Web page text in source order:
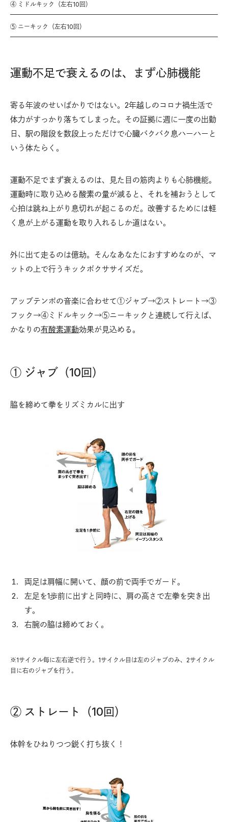
④ ミドルキック（左右10回）
⑤ ニーキック（左右10回）
運動不足で衰えるのは、まず心肺機能
寄る年波のせいばかりではない。2年越しのコロナ禍生活で
体力がすっかり落ちてしまった。その証拠に週に一度の出勤
日、駅の階段を数段上っただけで心臓バクバク息ハーハーと
いう体たらく。
運動不足でまず衰えるのは、見た目の筋肉よりも心肺機能。
運動時に取り込める酸素の量が減ると、それを補おうとして
心拍は跳ね上がり息切れが起こるのだ。改善するためには軽
く息が上がる運動を取り入れるしか道はない。
外に出て走るのは億劫。そんなあなたにおすすめなのが、マ
ットの上で行うキックボクササイズだ。
アップテンポの音楽に合わせて①ジャブ→②ストレート→③
フック→④ミドルキック→⑤ニーキックと連続して行えば、
かなりの有酸素運動効果が見込める。
① ジャブ（10回）
脇を締めて拳をリズミカルに出す
両足は肩幅に開いて、顔の前で両手でガード。
左足を1歩前に出すと同時に、肩の高さで左拳を突き出
す。
右腕の脇は締めておく。
※1サイクル毎に左右逆で行う。1サイクル目は左のジャブのみ、2サイクル
目に右のジャブを行う。
② ストレート（10回）
体幹をひねりつつ鋭く打ち抜く！